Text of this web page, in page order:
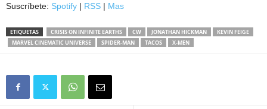
Suscríbete: Spotify | RSS | Mas
ETIQUETAS CRISIS ON INFINITE EARTHS CW JONATHAN HICKMAN
KEVIN FEIGE
MARVEL CINEMATIC UNIVERSE
SPIDER-MAN TACOS X-MEN